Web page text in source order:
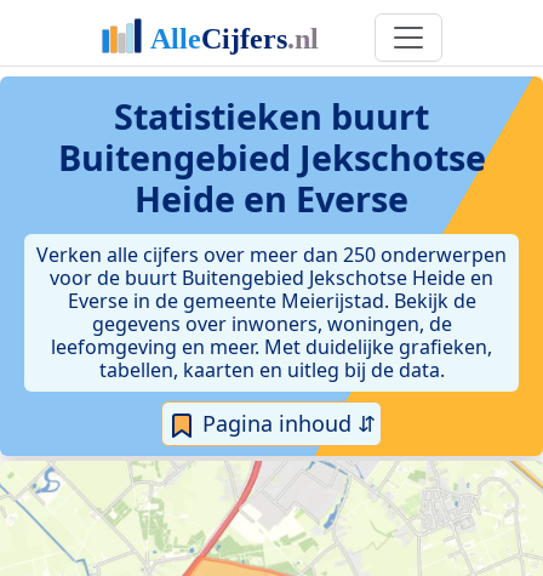
Statistieken buurt
Buitengebied Jekschotse
Heide en Everse
Verken alle cijfers over meer dan 250 onderwerpen
voor de buurt Buitengebied Jekschotse Heide en
Everse in de gemeente Meierijstad. Bekijk de
gegevens over inwoners, woningen, de
leefomgeving en meer. Met duidelijke grafieken,
tabellen, kaarten en uitleg bij de data.
Pagina inhoud ⇵